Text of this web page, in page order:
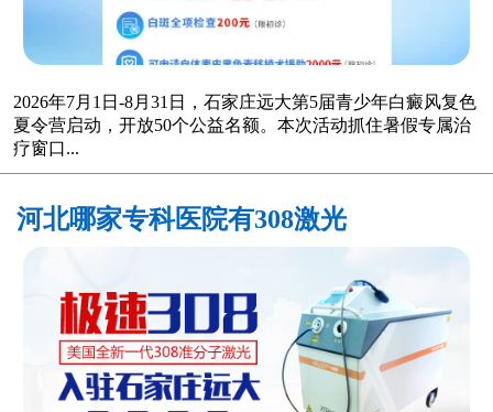
2026年7月1日-8月31日，石家庄远大第5届青少年白癜风复色
夏令营启动，开放50个公益名额。本次活动抓住暑假专属治
疗窗口...
河北哪家专科医院有308激光